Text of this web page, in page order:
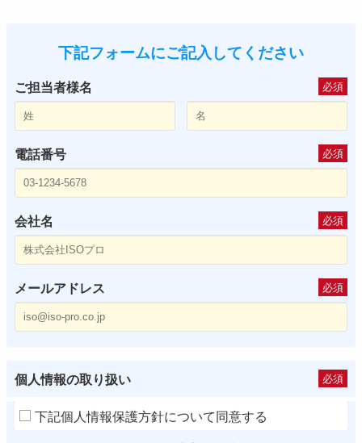
下記フォームにご記入してください
ご担当者様名 必須
電話番号 必須
会社名 必須
メールアドレス 必須
個人情報の取り扱い 必須
下記個人情報保護方針について同意する